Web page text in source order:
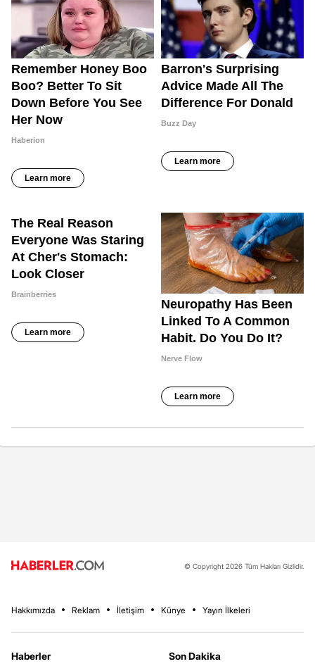
© Copyright 2026 Tüm Hakları Gizlidir.
Hakkımızda Reklam İletişim Künye Yayın İlkeleri
Haberler
Son Dakika